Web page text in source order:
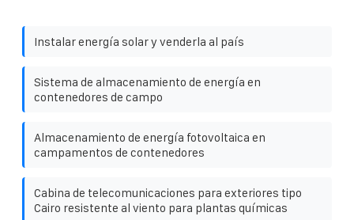
Instalar energía solar y venderla al país
Sistema de almacenamiento de energía en
contenedores de campo
Almacenamiento de energía fotovoltaica en
campamentos de contenedores
Cabina de telecomunicaciones para exteriores tipo
Cairo resistente al viento para plantas químicas